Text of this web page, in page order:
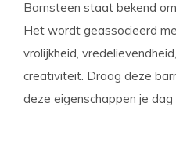
Barnsteen staat bekend
Het wordt geassocieerd
vrolijkheid,
creativiteit. Draag deze
deze eigenschappen je dag